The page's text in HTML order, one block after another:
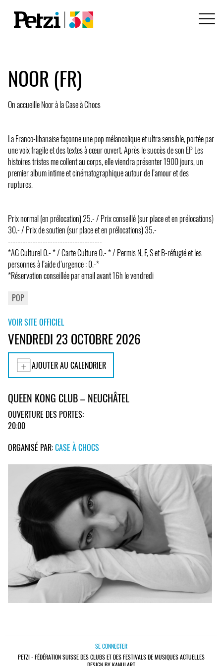
NOOR (FR)
On accueille Noor à la Case à Chocs
La Franco-libanaise façonne une pop mélancolique et ultra sensible, portée par
une voix fragile et des textes à cœur ouvert. Après le succès de son EP Les
histoires tristes me collent au corps, elle viendra présenter 1900 jours, un
premier album intime et cinématographique autour de l’amour et des
ruptures.
Prix normal (en prélocation) 25.- / Prix conseillé (sur place et en prélocations)
30.- / Prix de soutien (sur place et en prélocations) 35.-
--------------------------------------
*AG Culturel 0.- * / Carte Culture 0.- * / Permis N, F, S et B-réfugié et les
personnes à l’aide d’urgence : 0.-*
*Réservation conseillée par email avant 16h le vendredi
POP
VOIR SITE OFFICIEL
VENDREDI 23 OCTOBRE 2026
AJOUTER AU CALENDRIER
QUEEN KONG CLUB – NEUCHÂTEL
OUVERTURE DES PORTES:
20:00
ORGANISÉ PAR:CASE À CHOCS
SE CONNECTER
PETZI - FÉDÉRATION SUISSE DES CLUBS ET DES FESTIVALS DE MUSIQUES ACTUELLES